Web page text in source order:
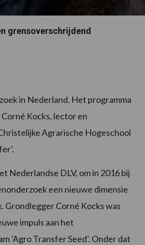
grensoverschrijdend
in Nederland. Het programma
Kocks, lector en
Agrarische Hogeschool
Nederlandse DLV, om in 2016 bij
een nieuwe dimensie
Grondlegger Corné Kocks was
impuls aan het
‘Agro Transfer Seed’. Onder dat